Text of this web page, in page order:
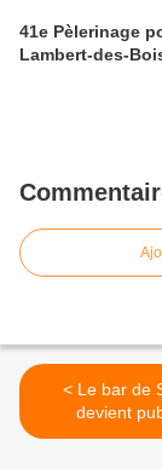
41e Pèlerinage
Lambert-des-
< Le bar de Sodome
devient